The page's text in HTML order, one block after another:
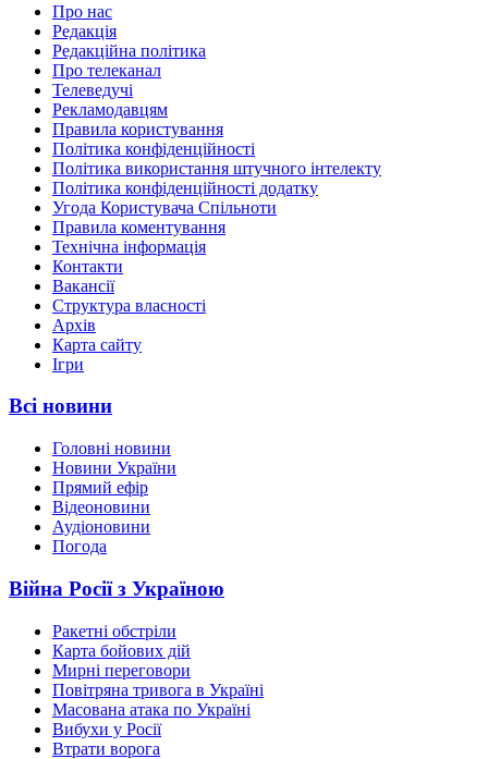
Про нас
Редакція
Редакційна політика
Про телеканал
Телеведучі
Рекламодавцям
Правила користування
Політика конфіденційності
Політика використання штучного інтелекту
Політика конфіденційності додатку
Угода Користувача Спільноти
Правила коментування
Технічна інформація
Контакти
Вакансії
Структура власності
Архів
Карта сайту
Ігри
Всі новини
Головні новини
Новини України
Прямий ефір
Відеоновини
Аудіоновини
Погода
Війна Росії з Україною
Ракетні обстріли
Карта бойових дій
Мирні переговори
Повітряна тривога в Україні
Масована атака по Україні
Вибухи у Росії
Втрати ворога